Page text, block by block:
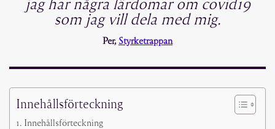
som jag vill dela med mig.
Per, Styrketrappan
Innehållsförteckning
Innehållsförteckning